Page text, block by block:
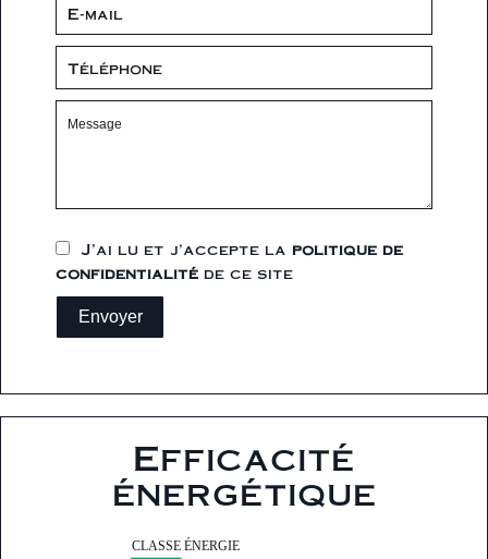
J’ai lu et j'accepte la politique de
confidentialité de ce site
Envoyer
Efficacité
énergétique